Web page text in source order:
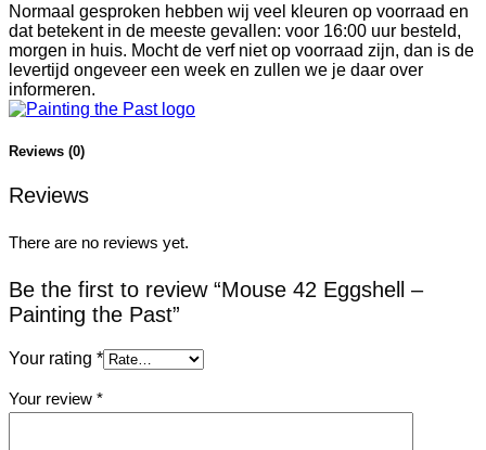
Normaal gesproken hebben wij veel kleuren op voorraad en
dat betekent in de meeste gevallen: voor 16:00 uur besteld,
morgen in huis. Mocht de verf niet op voorraad zijn, dan is de
levertijd ongeveer een week en zullen we je daar over
informeren.
Reviews (0)
Reviews
There are no reviews yet.
Be the first to review “Mouse 42 Eggshell –
Painting the Past”
Your rating *
Your review *